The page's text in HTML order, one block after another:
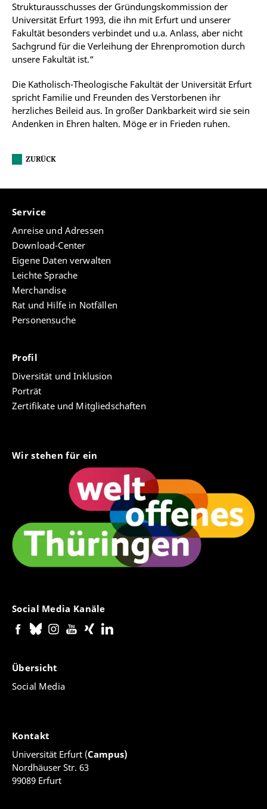
Strukturausschusses der Gründungskommission der
Universität Erfurt 1993, die ihn mit Erfurt und unserer
Fakultät besonders verbindet und u.a. Anlass, aber nicht
Sachgrund für die Verleihung der Ehrenpromotion durch
unsere Fakultät ist.“
Die Katholisch-Theologische Fakultät der Universität Erfurt
spricht Familie und Freunden des Verstorbenen ihr
herzliches Beileid aus. In großer Dankbarkeit wird sie sein
Andenken in Ehren halten. Möge er in Frieden ruhen.
ZURÜCK
Service
Anreise und Adressen
Download-Center
Eigene Daten verwalten
Leichte Sprache
Merchandise
Rat und Hilfe in Notfällen
Personensuche
Profil
Diversität und Inklusion
Porträt
Zertifikate und Mitgliedschaften
Wir stehen für ein
Social Media Kanäle
Übersicht
Social Media
Kontakt
Universität Erfurt (Campus)
Nordhäuser Str. 63
99089 Erfurt